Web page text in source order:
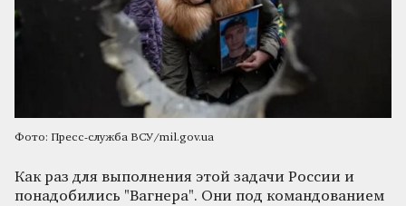
Фото: Пресс-служба ВСУ/mil.gov.ua
Как раз для выполнения этой задачи России и
понадобились "Вагнера". Они под командованием